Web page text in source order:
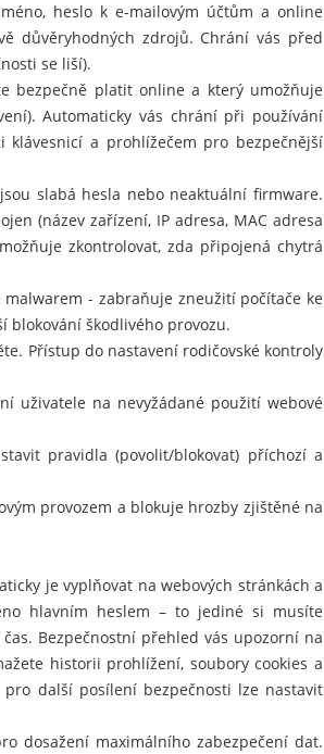
heslo k e-mailovým účtům a online
důvěryhodných zdrojů. Chrání vás před
se liší).
bezpečně platit online a který umožňuje
Automaticky vás chrání při používání
klávesnicí a prohlížečem pro bezpečnější
slabá hesla nebo neaktuální firmware.
(název zařízení, IP adresa, MAC adresa
zkontrolovat, zda připojená chytrá
- zabraňuje zneužití počítače ke
blokování škodlivého provozu.
Přístup do nastavení rodičovské kontroly
uživatele na nevyžádané použití webové
pravidla (povolit/blokovat) příchozí a
provozem a blokuje hrozby zjištěné na
je vyplňovat na webových stránkách a
hlavním heslem – to jediné si musíte
Bezpečnostní přehled vás upozorní na
historii prohlížení, soubory cookies a
další posílení bezpečnosti lze nastavit
dosažení maximálního zabezpečení dat.